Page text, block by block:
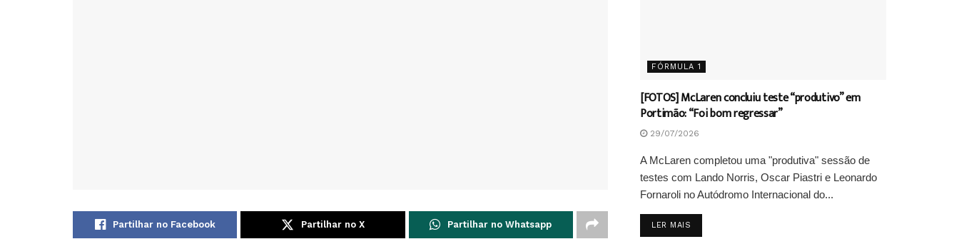
Partilhar no Facebook Partilhar no X Partilhar no Whatsapp
FÓRMULA 1
[FOTOS] McLaren concluiu teste “produtivo” em
Portimão: “Foi bom regressar”
29/07/2026
A McLaren completou uma "produtiva" sessão de
testes com Lando Norris, Oscar Piastri e Leonardo
Fornaroli no Autódromo Internacional do...
LER MAIS